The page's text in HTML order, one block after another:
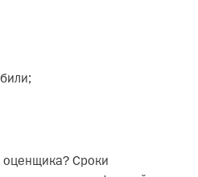
оценщика? Сроки